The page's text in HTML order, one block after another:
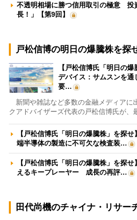
不透明相場に勝つ信用取引の極意 投
長！」【第9回】
戸松信博の明日の爆騰株を探
【戸松信博氏「明日の
デバイス：サムスンを
要…
新聞や雑誌など多数の金融メディアに
クアドバイザーズ代表の戸松信博氏が、
【戸松信博氏「明日の爆騰株」を探
端半導体の製造に不可欠な検査装…
【戸松信博氏「明日の爆騰株」を探
えるキープレーヤー 成長の再評…
田代尚機のチャイナ・リサー